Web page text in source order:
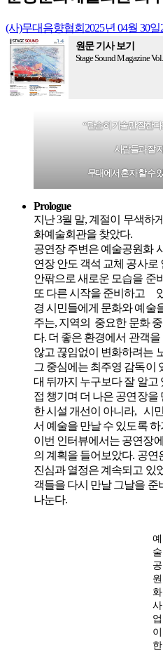
(사)무대음향협회 2025년 04월 30일
원문 기사 보기
Stage Sound Magazine
“단순히 기술만 잘한
사람들과 잘
무대에서 혼자 할 수
Prologue
지난 3월 말, 계절이 무색하
화예술회관을 찾았다.
공연장 주변은 예술공원화
연장 안도 객석 교체 공사로
안팎으로 새로운 모습을 준
또 다른 시작을 준비하고
경 시민들에게 문화와 예술
주는, 지역의 중요한 문화
다. 더 좋은 환경에서 관객
않고 끊임없이 변화하려는
그 중심에는 최주영 감독이
대 뒤까지 누구보다 잘 알고
접 챙기며 더 나은 공연장을
한 시설 개선이 아니라, 시
서 예술을 만날 수 있도록
이번 인터뷰에서는 공연장
의 계획을 들어보았다. 공연
진심과 열정은 계속되고 있
객들을 다시 만날 그날을 준
나눈다.
예
술
공
원
화
사
업
이
한